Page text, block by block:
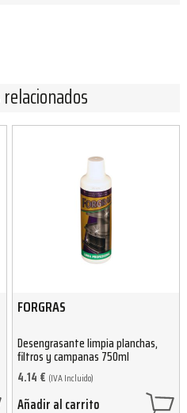
FORGRAS
Desengrasante limpia planchas,
filtros y campanas 750ml
4.14 € (IVA Incluido)
Añadir al carrito